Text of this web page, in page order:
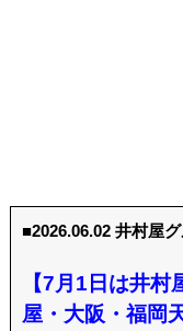
■2026.06.02 井村屋
【7月1日は井
屋・大阪・福岡